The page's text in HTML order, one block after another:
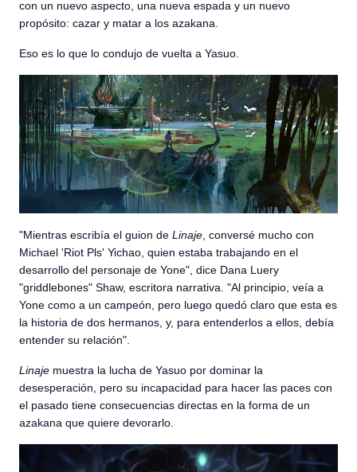
con un nuevo aspecto, una nueva espada y un nuevo
propósito: cazar y matar a los azakana.
Eso es lo que lo condujo de vuelta a Yasuo.
"Mientras escribía el guion de Linaje , conversé mucho con
Michael 'Riot Pls' Yichao, quien estaba trabajando en el
desarrollo del personaje de Yone", dice Dana Luery
"griddlebones" Shaw, escritora narrativa. "Al principio, veía a
Yone como a un campeón, pero luego quedó claro que esta es
la historia de dos hermanos, y, para entenderlos a ellos, debía
entender su relación".
Linaje muestra la lucha de Yasuo por dominar la
desesperación, pero su incapacidad para hacer las paces con
el pasado tiene consecuencias directas en la forma de un
azakana que quiere devorarlo.